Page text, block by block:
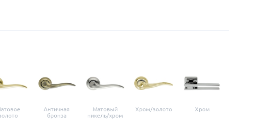
Античная
бронза
Матовый
никель/хром
Хром/золото Хром